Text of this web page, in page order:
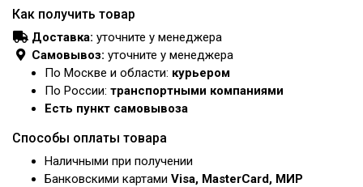
Как получить товар
Доставка: уточните у менеджера
Самовывоз: уточните у менеджера
По Москве и области: курьером
По России: транспортными компаниями
Есть пункт самовывоза
Способы оплаты товара
Наличными при получении
Банковскими картами Visa, MasterCard, МИР